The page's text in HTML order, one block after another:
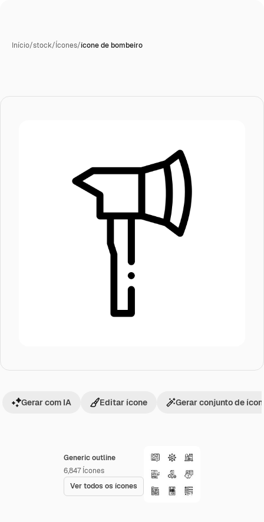
Início/stock/Ícones/ícone de bombeiro
Generic outline
6,847 Ícones
Ver todos os ícones
Gerar com IA Editar ícone Gerar conjunto de